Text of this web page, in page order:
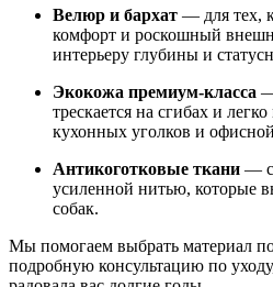
Велюр и бархат — для тех,
комфорт и роскошный
интерьеру глубины и
Экокожа премиум-класса —
трескается на сгибах и
кухонных уголков и
Антикоготковые ткани —
усиленной нитью, которые
собак.
Мы помогаем выбрать материал
подробную консультацию по